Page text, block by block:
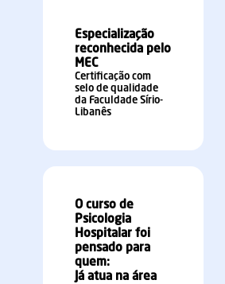
Especialização
reconhecida pelo
MEC
Certificação com
selo de qualidade
da Faculdade Sírio-
Libanês
O curso de
Psicologia
Hospitalar foi
pensado para
quem:
Já atua na área